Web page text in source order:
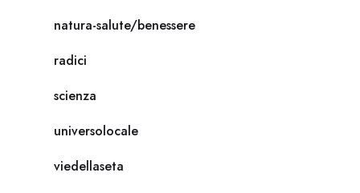
natura-salute/benessere
radici
scienza
universolocale
viedellaseta